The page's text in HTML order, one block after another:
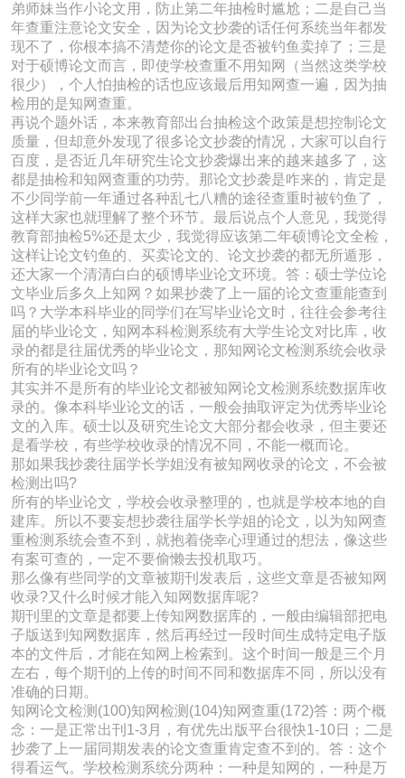
弟师妹当作小论文用，防止第二年抽检时尴尬；二是自己当
年查重注意论文安全，因为论文抄袭的话任何系统当年都发
现不了，你根本搞不清楚你的论文是否被钓鱼卖掉了；三是
对于硕博论文而言，即使学校查重不用知网（当然这类学校
很少），个人怕抽检的话也应该最后用知网查一遍，因为抽
检用的是知网查重。
再说个题外话，本来教育部出台抽检这个政策是想控制论文
质量，但却意外发现了很多论文抄袭的情况，大家可以自行
百度，是否近几年研究生论文抄袭爆出来的越来越多了，这
都是抽检和知网查重的功劳。那论文抄袭是咋来的，肯定是
不少同学前一年通过各种乱七八糟的途径查重时被钓鱼了，
这样大家也就理解了整个环节。最后说点个人意见，我觉得
教育部抽检5%还是太少，我觉得应该第二年硕博论文全检，
这样让论文钓鱼的、买卖论文的、论文抄袭的都无所遁形，
还大家一个清清白白的硕博毕业论文环境。答：硕士学位论
文毕业后多久上知网？如果抄袭了上一届的论文查重能查到
吗？大学本科毕业的同学们在写毕业论文时，往往会参考往
届的毕业论文，知网本科检测系统有大学生论文对比库，收
录的都是往届优秀的毕业论文，那知网论文检测系统会收录
所有的毕业论文吗？
其实并不是所有的毕业论文都被知网论文检测系统数据库收
录的。像本科毕业论文的话，一般会抽取评定为优秀毕业论
文的入库。硕士以及研究生论文大部分都会收录，但主要还
是看学校，有些学校收录的情况不同，不能一概而论。
那如果我抄袭往届学长学姐没有被知网收录的论文，不会被
检测出吗?
所有的毕业论文，学校会收录整理的，也就是学校本地的自
建库。所以不要妄想抄袭往届学长学姐的论文，以为知网查
重检测系统会查不到，就抱着侥幸心理通过的想法，像这些
有案可查的，一定不要偷懒去投机取巧。
那么像有些同学的文章被期刊发表后，这些文章是否被知网
收录?又什么时候才能入知网数据库呢?
期刊里的文章是都要上传知网数据库的，一般由编辑部把电
子版送到知网数据库，然后再经过一段时间生成特定电子版
本的文件后，才能在知网上检索到。这个时间一般是三个月
左右，每个期刊的上传的时间不同和数据库不同，所以没有
准确的日期。
知网论文检测(100)知网检测(104)知网查重(172)答：两个概
念：一是正常出刊1-3月，有优先出版平台很快1-10日；二是
抄袭了上一届同期发表的论文查重肯定查不到的。答：这个
得看运气。学校检测系统分两种：一种是知网的，一种是万